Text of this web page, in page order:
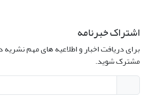
اشتراک خبرنامه
برای دریافت اخبار و اطلاعیه های مهم
مشترک شوید.